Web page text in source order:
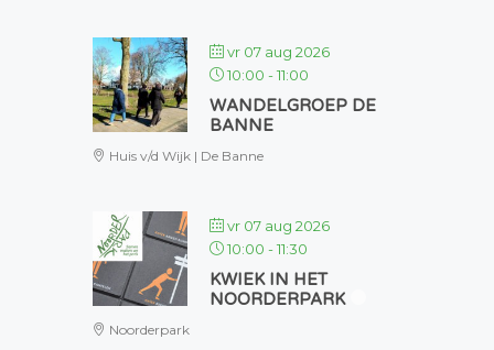
vr 07 aug 2026
10:00 -11:00
WANDELGROEP DE
BANNE
Huis v/d Wijk | De Banne
vr 07 aug 2026
10:00 -11:30
KWIEK IN HET
NOORDERPARK
Noorderpark